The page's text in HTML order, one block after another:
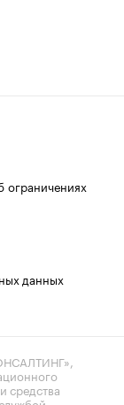
данных
средства